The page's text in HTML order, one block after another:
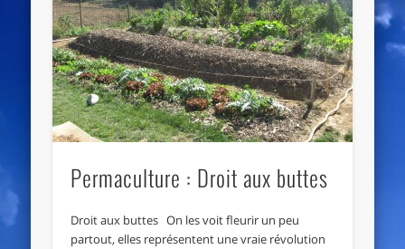
Permaculture : Droit aux buttes
Droit aux buttes On les voit fleurir un peu
partout, elles représentent une vraie révolution